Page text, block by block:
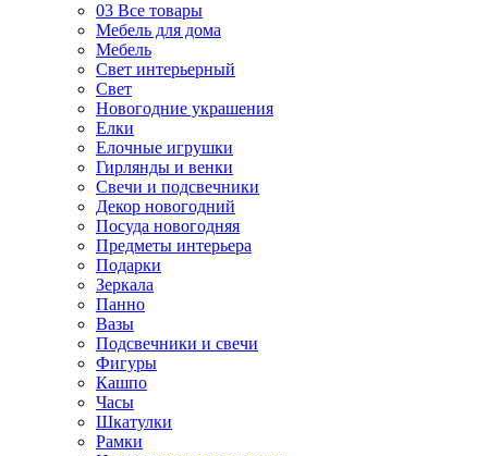
03 Все товары
Мебель для дома
Мебель
Свет интерьерный
Свет
Новогодние украшения
Елки
Елочные игрушки
Гирлянды и венки
Свечи и подсвечники
Декор новогодний
Посуда новогодняя
Предметы интерьера
Подарки
Зеркала
Панно
Вазы
Подсвечники и свечи
Фигуры
Кашпо
Часы
Шкатулки
Рамки